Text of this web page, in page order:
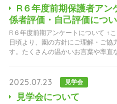
R６年度前期保護者アン
係者評価・自己評価につい
R６年度前期アンケートについて ↑
日頃より、園の方針にご理解・ご協
す。たくさんの温かいお言葉や率直な
2025.07.23 見学会
見学会について